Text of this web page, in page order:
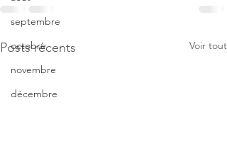
septembre
octobre
novembre
décembre
Posts récents Voir tout